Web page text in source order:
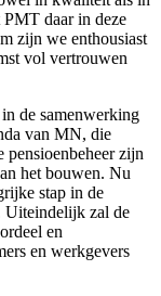
daar in deze
zijn we enthousiast
vol vertrouwen
de samenwerking
van MN, die
pensioenbeheer zijn
het bouwen. Nu
stap in de
Uiteindelijk zal de
en
en werkgevers